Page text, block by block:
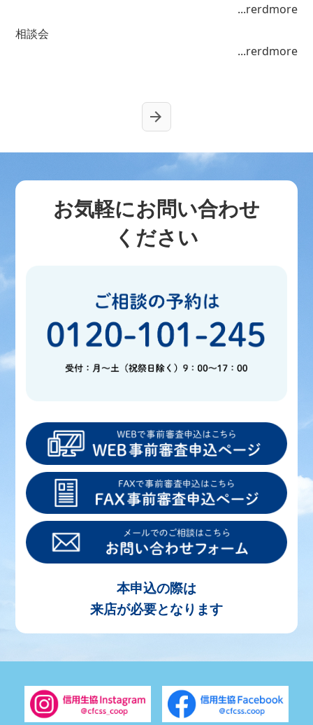
...rerdmore
相談会
...rerdmore
お気軽にお問い合わせ
ください
本申込の際は
来店が必要となります